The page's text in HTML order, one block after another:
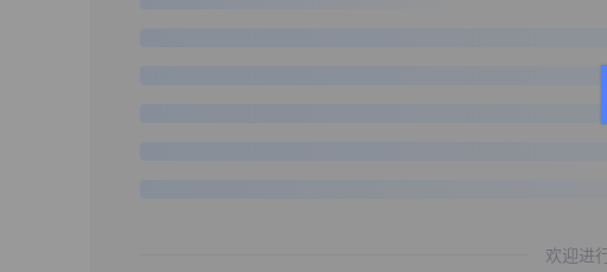
欢迎进